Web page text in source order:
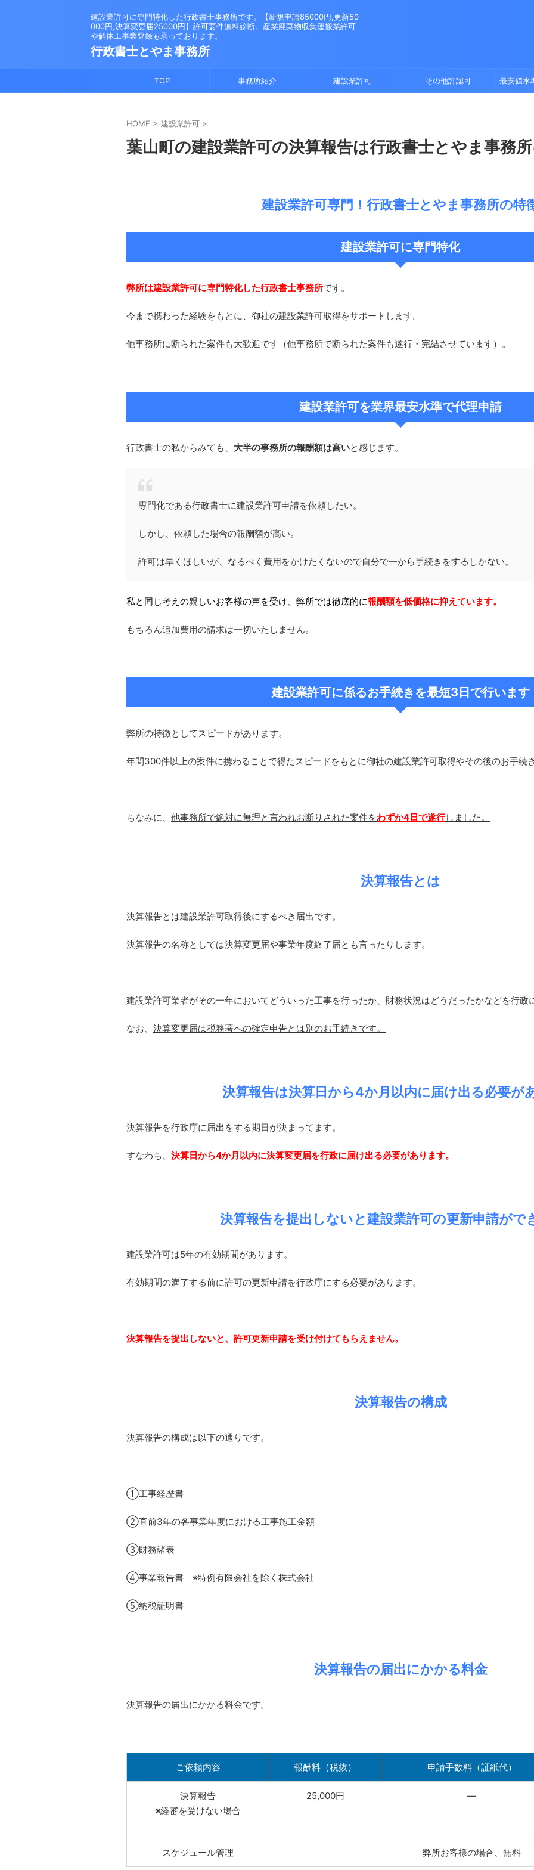
建設業許可に専門特化した行政書士事務所です。【新規申請85000円,更新50
000円,決算変更届25000円】許可要件無料診断。産業廃棄物収集運搬業許可
や解体工事業登録も承っております。
行政書士とやま事務所
TOP 事務所紹介 建設業許可 その他許認可 最安値水
HOME > 建設業許可 >
葉山町の建設業許可の決算報告は行政書士とやま事務
建設業許可専門！行政書士とやま事務所の特
建設業許可に専門特化
弊所は建設業許可に専門特化した行政書士事務所です。
今まで携わった経験をもとに、御社の建設業許可取得をサポートします。
他事務所に断られた案件も大歓迎です（他事務所で断られた案件も遂行・完結させています）。
建設業許可を業界最安水準で代理申請
行政書士の私からみても、 大半の事務所の報酬額は高いと感じます。
専門化である行政書士に建設業許可申請を依頼したい。
しかし、依頼した場合の報酬額が高い。
許可は早くほしいが、なるべく費用をかけたくないので自分で一から手続きをするしかない。
私と同じ考えの親しいお客様の声を受け、弊所では徹底的に報酬額を低価格に抑えています。
もちろん追加費用の請求は一切いたしません。
建設業許可に係るお手続きを最短3日で行います
弊所の特徴としてスピードがあります。
年間300件以上の案件に携わることで得たスピードをもとに御社の建設業許可取得やその後のお手続
ちなみに、 他事務所で絶対に無理と言われお断りされた案件をわずか4日で遂行しました。
決算報告とは
決算報告とは建設業許可取得後にするべき届出です。
決算報告の名称としては決算変更届や事業年度終了届とも言ったりします。
建設業許可業者がその一年においてどういった工事を行ったか、財務状況はどうだったかなどを行政
なお、 決算変更届は税務署への確定申告とは別のお手続きです。
決算報告は決算日から4か月以内に届け出る必要が
決算報告を行政庁に届出をする期日が決まってます。
すなわち、 決算日から4か月以内に決算変更届を行政に届け出る必要があります。
決算報告を提出しないと建設業許可の更新申請がで
建設業許可は5年の有効期間があります。
有効期間の満了する前に許可の更新申請を行政庁にする必要があります。
決算報告を提出しないと、許可更新申請を受け付けてもらえません。
決算報告の構成
決算報告の構成は以下の通りです。
①工事経歴書
②直前3年の各事業年度における工事施工金額
③財務諸表
④事業報告書 ※特例有限会社を除く株式会社
⑤納税証明書
決算報告の届出にかかる料金
決算報告の届出にかかる料金です。
ご依頼内容 報酬料（税抜） 申請手数料（証紙代）
決算報告
※経審を受けない場合
25,000円 ―
スケジュール管理 弊所お客様の場合、無料